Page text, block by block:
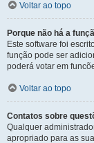
Voltar ao topo
Porque não há a
Este software foi
função pode ser
poderá votar em
Voltar ao topo
Contatos sobre
Qualquer
apropriado para as